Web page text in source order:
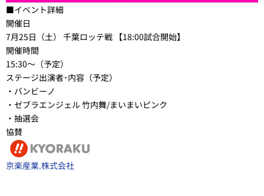
■イベント詳細
開催日
7月25日（土） 千葉ロッテ戦 【18:00試合開始】
開催時間
15:30～（予定）
ステージ出演者･内容（予定）
・バンビーノ
・ゼブラエンジェル 竹内舞/まいまいピンク
・抽選会
協賛
京楽産業.株式会社